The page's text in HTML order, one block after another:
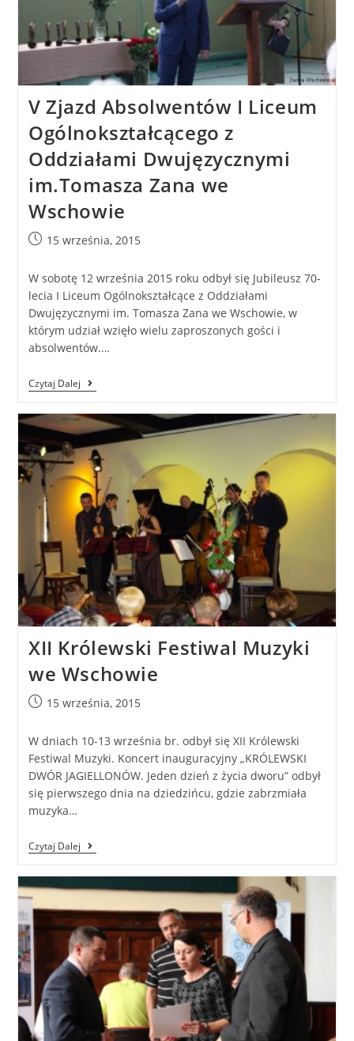
V Zjazd Absolwentów I Liceum
Ogólnokształcącego z
Oddziałami Dwujęzycznymi
im.Tomasza Zana we
Wschowie
15 września, 2015
W sobotę 12 września 2015 roku odbył się Jubileusz 70-
lecia I Liceum Ogólnokształcące z Oddziałami
Dwujęzycznymi im. Tomasza Zana we Wschowie, w
którym udział wzięło wielu zaproszonych gości i
absolwentów.…
Czytaj Dalej
XII Królewski Festiwal Muzyki
we Wschowie
15 września, 2015
W dniach 10-13 września br. odbył się XII Królewski
Festiwal Muzyki. Koncert inauguracyjny „KRÓLEWSKI
DWÓR JAGIELLONÓW. Jeden dzień z życia dworu” odbył
się pierwszego dnia na dziedzińcu, gdzie zabrzmiała
muzyka…
Czytaj Dalej